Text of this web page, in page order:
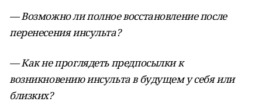
— Возможно ли полное восстановление после
перенесения инсульта?
— Как не проглядеть предпосылки к
возникновению инсульта в будущем у себя или
близких?